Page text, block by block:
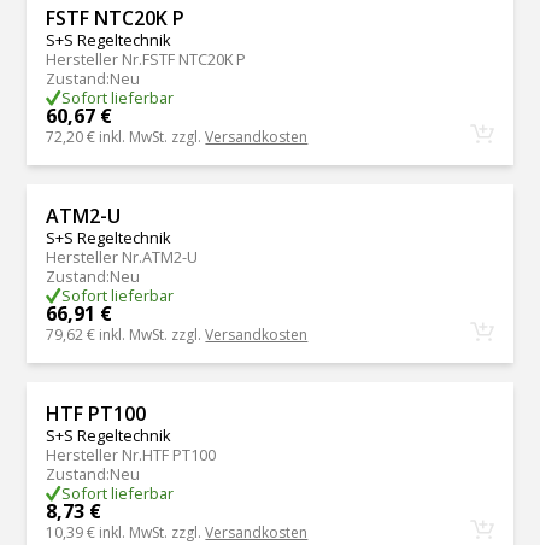
FSTF NTC20K P
S+S Regeltechnik
Hersteller Nr.FSTF NTC20K P
Zustand:Neu
Sofort lieferbar
60,67 €
72,20 € inkl. MwSt. zzgl.Versandkosten
ATM2-U
S+S Regeltechnik
Hersteller Nr.ATM2-U
Zustand:Neu
Sofort lieferbar
66,91 €
79,62 € inkl. MwSt. zzgl.Versandkosten
HTF PT100
S+S Regeltechnik
Hersteller Nr.HTF PT100
Zustand:Neu
Sofort lieferbar
8,73 €
10,39 € inkl. MwSt. zzgl.Versandkosten